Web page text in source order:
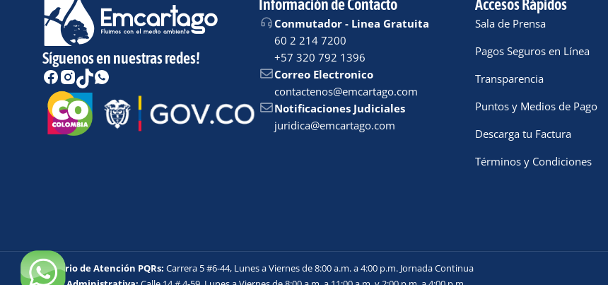
Síguenos en nuestras redes!
Información de Contacto
Conmutador - Linea Gratuita
60 2 214 7200
+57 320 792 1396
Correo Electronico
contactenos@emcartago.com
Notificaciones Judiciales
juridica@emcartago.com
Accesos Rápidos
Sala de Prensa
Pagos Seguros en Línea
Transparencia
Puntos y Medios de Pago
Descarga tu Factura
Términos y Condiciones
Horario de Atención PQRs: Carrera 5 #6-44, Lunes a Viernes de 8:00 a.m. a 4:00 p.m. Jornada Continua